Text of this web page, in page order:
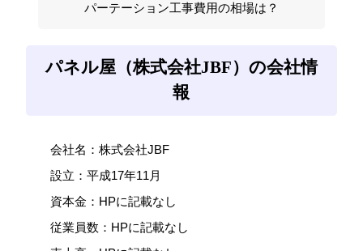
パーテーション工事費用の相場は？
パネル屋（株式会社JBF）の会社情
報
会社名：株式会社JBF
設立：平成17年11月
資本金：HPに記載なし
従業員数：HPに記載なし